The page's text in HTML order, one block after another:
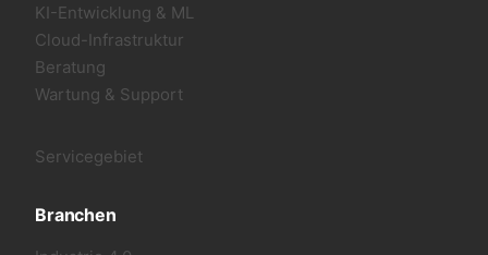
KI-Entwicklung & ML
Cloud-Infrastruktur
Beratung
Wartung & Support
Servicegebiet
Branchen